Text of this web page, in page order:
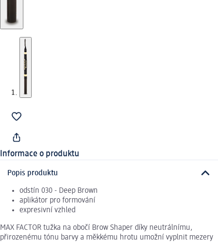
Informace o produktu
Popis produktu
odstín 030 - Deep Brown
aplikátor pro formování
expresivní vzhled
MAX FACTOR tužka na obočí Brow Shaper díky neutrálnímu,
přirozenému tónu barvy a měkkému hrotu umožní vyplnit mezery